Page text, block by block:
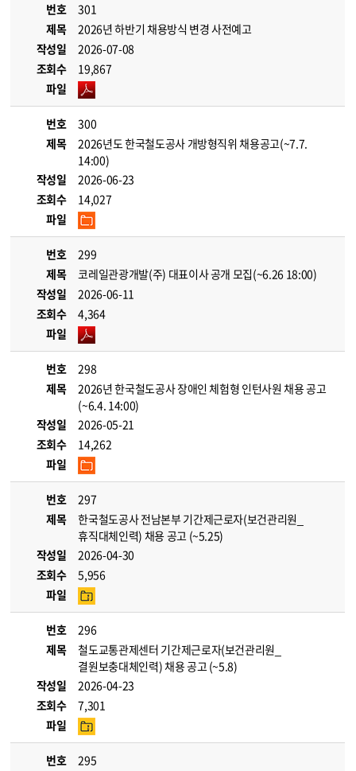
번호
301
제목
2026년 하반기 채용방식 변경 사전예고
작성일
2026-07-08
조회수
19,867
파일
번호
300
제목
2026년도 한국철도공사 개방형직위 채용공고(~7.7.
14:00)
작성일
2026-06-23
조회수
14,027
파일
번호
299
제목
코레일관광개발(주) 대표이사 공개 모집(~6.26 18:00)
작성일
2026-06-11
조회수
4,364
파일
번호
298
제목
2026년 한국철도공사 장애인 체험형 인턴사원 채용 공고
(~6.4. 14:00)
작성일
2026-05-21
조회수
14,262
파일
번호
297
제목
한국철도공사 전남본부 기간제근로자(보건관리원_
휴직대체인력) 채용 공고 (~5.25)
작성일
2026-04-30
조회수
5,956
파일
번호
296
제목
철도교통관제센터 기간제근로자(보건관리원_
결원보충대체인력) 채용 공고 (~5.8)
작성일
2026-04-23
조회수
7,301
파일
번호
295